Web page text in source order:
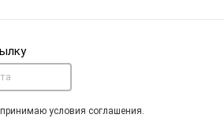
условия соглашения.